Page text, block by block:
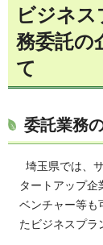
ビジネ
務委託の
て
委託業務
埼玉県では、
タートアップ企
ベンチャー等も
たビジネスプラ